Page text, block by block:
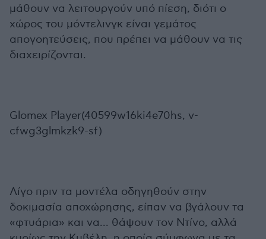
μάθουν να λειτουργούν υπό πίεση, διότι ο
χώρος του μόντελινγκ είναι γεμάτος
απογοητεύσεις, που πρέπει να μάθουν να τις
διαχειρίζονται.
Glomex Player(40599w16ki4e70hs, v-
cfwg3glmkzk9-sf)
Λίγο πριν τα μοντέλα οδηγηθούν στην
δοκιμασία αποχώρησης, είπαν να βγάλουν τα
«φτυάρια» και να... θάψουν τον Ντίνο, αλλά